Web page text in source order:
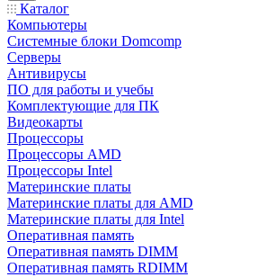
Каталог
Компьютеры
Системные блоки Domcomp
Серверы
Антивирусы
ПО для работы и учебы
Комплектующие для ПК
Видеокарты
Процессоры
Процессоры AMD
Процессоры Intel
Материнские платы
Материнские платы для AMD
Материнские платы для Intel
Оперативная память
Оперативная память DIMM
Оперативная память RDIMM